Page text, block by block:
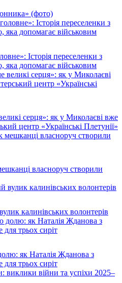
(фото)
Історія переселенки з
допомагає військовим
серця»: як у Миколаєві вже
центр «Українські Плетунії»
власноруч створили
калинівських волонтерів
як Наталія Жданова з
трьох сиріт